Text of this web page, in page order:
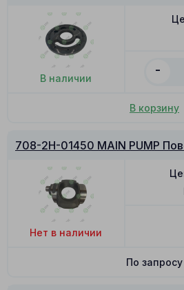
В наличии
-
В корзину
708-2H-01450 MAIN PUMP
Нет в наличии
По запросу